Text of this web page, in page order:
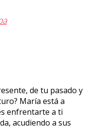
de tu pasado y
María está a
enfrentarte a ti
acudiendo a sus